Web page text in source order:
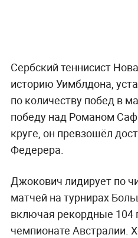
Сербский теннисист
историю Уимблдона,
по количеству побед в
победу над Романом
круге, он превзошёл
Федерера.
Джокович лидирует по
матчей на турнирах
включая рекордные
чемпионате Австралии.